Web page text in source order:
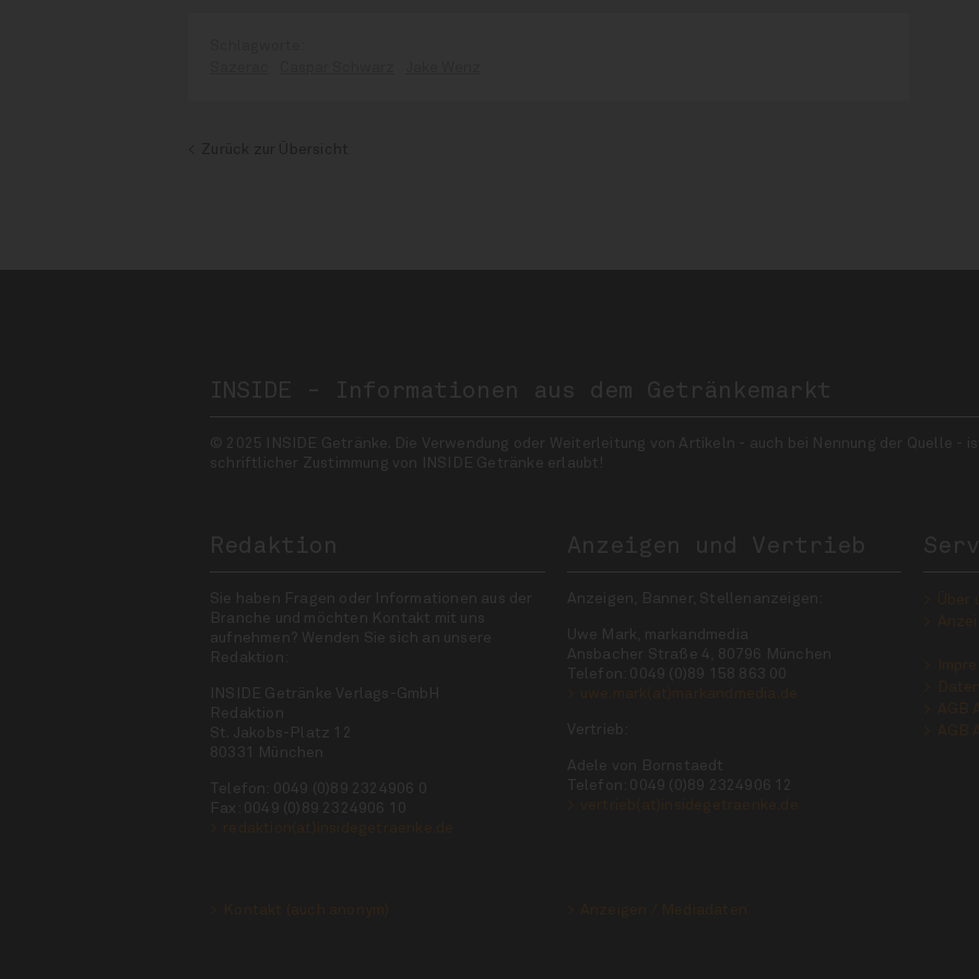
INSIDE - Informationen aus dem Getränkemarkt
© 2025 INSIDE Getränke. Die Verwendung oder Weiterleitung von Artikeln - auch bei Nennung der Quelle -
schriftlicher Zustimmung von INSIDE Getränke erlaubt!
Redaktion
Sie haben Fragen oder Informationen aus der
Branche und möchten Kontakt mit uns
aufnehmen? Wenden Sie sich an unsere
Redaktion:
INSIDE Getränke Verlags-GmbH
Redaktion
St. Jakobs-Platz 12
80331 München
Telefon: 0049 (0)89 2324906 0
Fax: 0049 (0)89 2324906 10
Anzeigen und Vertrieb
Anzeigen, Banner, Stellenanzeigen:
Uwe Mark, markandmedia
Ansbacher Straße 4, 80796 München
Telefon: 0049 (0)89 158 863 00
Vertrieb:
Adele von Bornstaedt
Telefon: 0049 (0)89 2324906 12